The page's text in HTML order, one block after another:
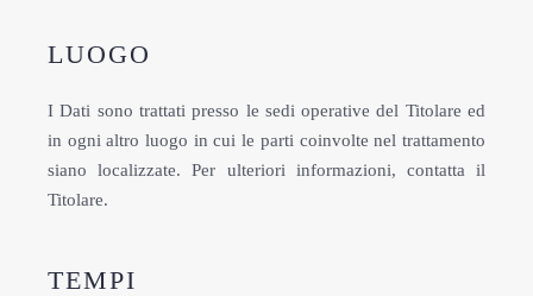
LUOGO
I Dati sono trattati presso le sedi operative del Titolare ed
in ogni altro luogo in cui le parti coinvolte nel trattamento
siano localizzate. Per ulteriori informazioni, contatta il
Titolare.
TEMPI